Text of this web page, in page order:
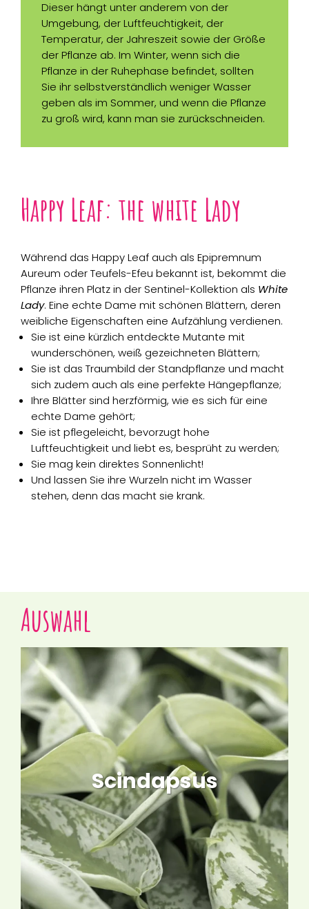
Dieser hängt unter anderem von der
Umgebung, der Luftfeuchtigkeit, der
Temperatur, der Jahreszeit sowie der Größe
der Pflanze ab. Im Winter, wenn sich die
Pflanze in der Ruhephase befindet, sollten
Sie ihr selbstverständlich weniger Wasser
geben als im Sommer, und wenn die Pflanze
zu groß wird, kann man sie zurückschneiden.
Happy Leaf: the white Lady
Während das Happy Leaf auch als Epipremnum
Aureum oder Teufels-Efeu bekannt ist, bekommt die
Pflanze ihren Platz in der Sentinel-Kollektion als White
Lady. Eine echte Dame mit schönen Blättern, deren
weibliche Eigenschaften eine Aufzählung verdienen.
Sie ist eine kürzlich entdeckte Mutante mit
wunderschönen, weiß gezeichneten Blättern;
Sie ist das Traumbild der Standpflanze und macht
sich zudem auch als eine perfekte Hängepflanze;
Ihre Blätter sind herzförmig, wie es sich für eine
echte Dame gehört;
Sie ist pflegeleicht, bevorzugt hohe
Luftfeuchtigkeit und liebt es, besprüht zu werden;
Sie mag kein direktes Sonnenlicht!
Und lassen Sie ihre Wurzeln nicht im Wasser
stehen, denn das macht sie krank.
Auswahl
Scindapsus